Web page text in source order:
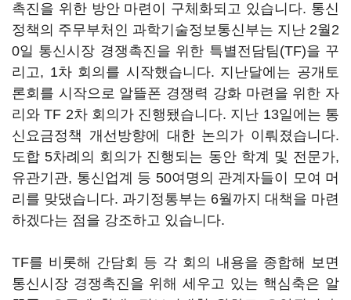
촉진을 위한 방안 마련이 구체화되고 있습니다. 통신
정책의 주무부처인 과학기술정보통신부는 지난 2월2
0일 통신시장 경쟁촉진을 위한 특별전담팀(TF)을 꾸
리고, 1차 회의를 시작했습니다. 지난달에는 공개토
론회를 시작으로 알뜰폰 경쟁력 강화 마련을 위한 자
리와 TF 2차 회의가 진행됐습니다. 지난 13일에는 통
신요금정책 개선방향에 대한 논의가 이뤄졌습니다.
도합 5차례의 회의가 진행되는 동안 학계 및 전문가,
유관기관, 통신업계 등 50여명의 관계자들이 모여 머
리를 맞댔습니다. 과기정통부는 6월까지 대책을 마련
하겠다는 점을 강조하고 있습니다.
TF를 비롯해 간담회 등 각 회의 내용을 종합해 보면
통신시장 경쟁촉진을 위해 세우고 있는 핵심축은 알